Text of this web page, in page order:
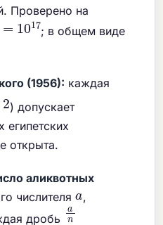
Проверено на
1017
; в общем виде
(1956): каждая
) допускает
египетских
открыта.
аликвотных
числителяa,
дробь
an